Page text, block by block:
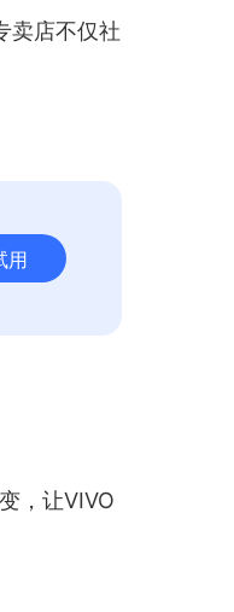
卖店不仅社
用
，让VIVO